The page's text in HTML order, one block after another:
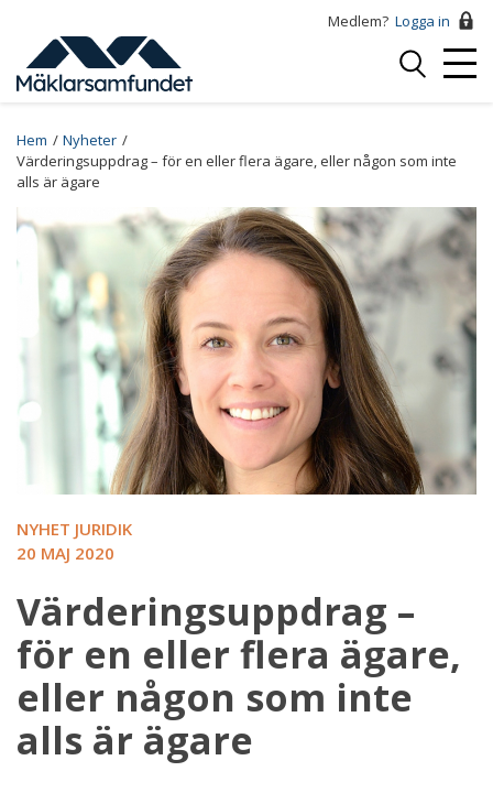
huvudinnehåll
Medlem? Logga in
Logga
Breadcrumb
Hem
Nyheter
Värderingsuppdrag – för en eller flera ägare, eller någon som inte
alls är ägare
NYHET JURIDIK
20 MAJ 2020
Värderingsuppdrag –
för en eller flera ägare,
eller någon som inte
alls är ägare